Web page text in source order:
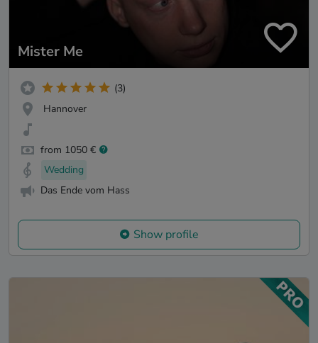
Mister Me
(3)
Hannover
from 1050 €
Wedding
Das Ende vom Hass
Show profile